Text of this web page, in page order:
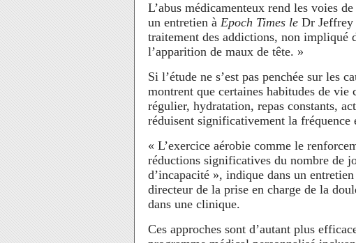
L’abus médicamenteux rend les voies
un entretien à Epoch Times le Dr Jeffrey
traitement des addictions, non impliqué
l’apparition de maux de tête. »
Si l’étude ne s’est pas penchée sur les
montrent que certaines habitudes de
régulier, hydratation, repas constants,
réduisent significativement la fréquence
« L’exercice aérobie comme le
réductions significatives du nombre de
d’incapacité », indique dans un entretien
directeur de la prise en charge de la
dans une clinique.
Ces approches sont d’autant plus